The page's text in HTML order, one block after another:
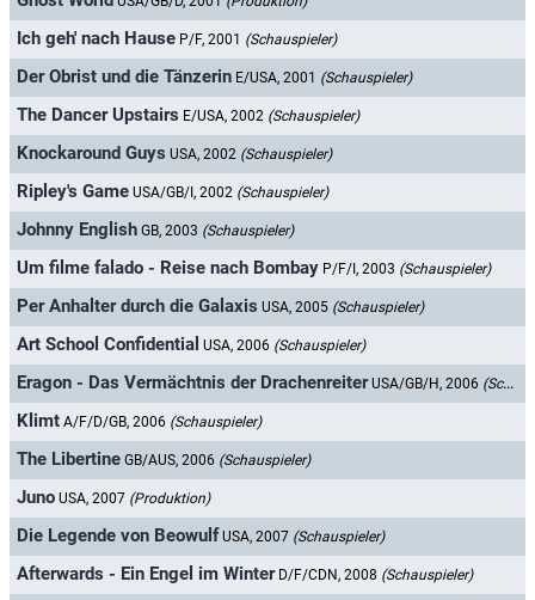
Ich geh' nach Hause P/F, 2001 (Schauspieler)
Der Obrist und die Tänzerin E/USA, 2001 (Schauspieler)
The Dancer Upstairs E/USA, 2002 (Schauspieler)
Knockaround Guys USA, 2002 (Schauspieler)
Ripley's Game USA/GB/I, 2002 (Schauspieler)
Johnny English GB, 2003 (Schauspieler)
Um filme falado - Reise nach Bombay P/F/I, 2003 (Schauspieler)
Per Anhalter durch die Galaxis USA, 2005 (Schauspieler)
Art School Confidential USA, 2006 (Schauspieler)
Eragon - Das Vermächtnis der Drachenreiter USA/GB/H, 2006 (Schauspieler)
Klimt A/F/D/GB, 2006 (Schauspieler)
The Libertine GB/AUS, 2006 (Schauspieler)
Juno USA, 2007 (Produktion)
Die Legende von Beowulf USA, 2007 (Schauspieler)
Afterwards - Ein Engel im Winter D/F/CDN, 2008 (Schauspieler)